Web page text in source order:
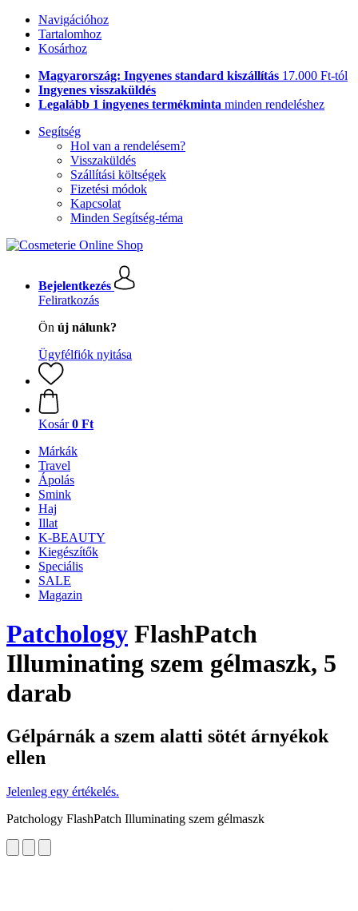
Navigációhoz
Tartalomhoz
Kosárhoz
Magyarország: Ingyenes standard kiszállítás 17.000 Ft-tól
Ingyenes visszaküldés
Legalább 1 ingyenes termékminta minden rendeléshez
Segítség
Hol van a rendelésem?
Visszaküldés
Szállítási költségek
Fizetési módok
Kapcsolat
Minden Segítség-téma
Bejelentkezés
Feliratkozás
Ön új nálunk?
Ügyfélfiók nyitása
Kosár 0 Ft
Márkák
Travel
Ápolás
Smink
Haj
Illat
K-BEAUTY
Kiegészítők
Speciális
SALE
Magazin
Patchology FlashPatch
Illuminating szem gélmaszk, 5
darab
Gélpárnák a szem alatti sötét árnyékok
ellen
Jelenleg egy értékelés.
Patchology FlashPatch Illuminating szem gélmaszk